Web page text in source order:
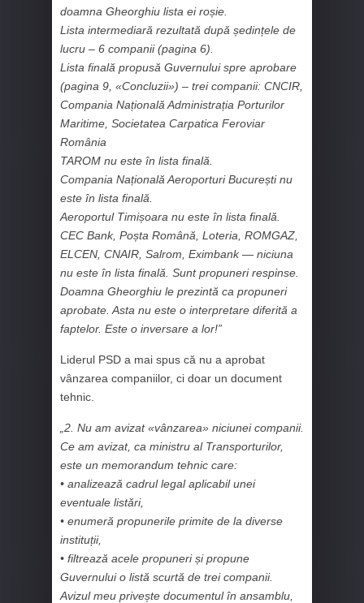
doamna Gheorghiu lista ei roșie.
Lista intermediară rezultată după ședințele de
lucru – 6 companii (pagina 6).
Lista finală propusă Guvernului spre aprobare
(pagina 9, «Concluzii») – trei companii: CNCIR,
Compania Națională Administrația Porturilor
Maritime, Societatea Carpatica Feroviar
România
TAROM nu este în lista finală.
Compania Națională Aeroporturi București nu
este în lista finală.
Aeroportul Timișoara nu este în lista finală.
CEC Bank, Poșta Română, Loteria, ROMGAZ,
ELCEN, CNAIR, Salrom, Eximbank — niciuna
nu este în lista finală. Sunt propuneri respinse.
Doamna Gheorghiu le prezintă ca propuneri
aprobate. Asta nu este o interpretare diferită a
faptelor. Este o inversare a lor!”
Liderul PSD a mai spus că nu a aprobat
vânzarea companiilor, ci doar un document
tehnic.
„2. Nu am avizat «vânzarea» niciunei companii.
Ce am avizat, ca ministru al Transporturilor,
este un memorandum tehnic care:
• analizează cadrul legal aplicabil unei
eventuale listări,
• enumeră propunerile primite de la diverse
instituții,
• filtrează acele propuneri șipropune
Guvernului o listă scurtă de trei companii.
Avizul meu privește documentul în ansamblu,